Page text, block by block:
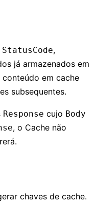
StatusCode,
já armazenados em
em cache
subsequentes.
Response cujo Body
, o Cache não
chaves de cache.